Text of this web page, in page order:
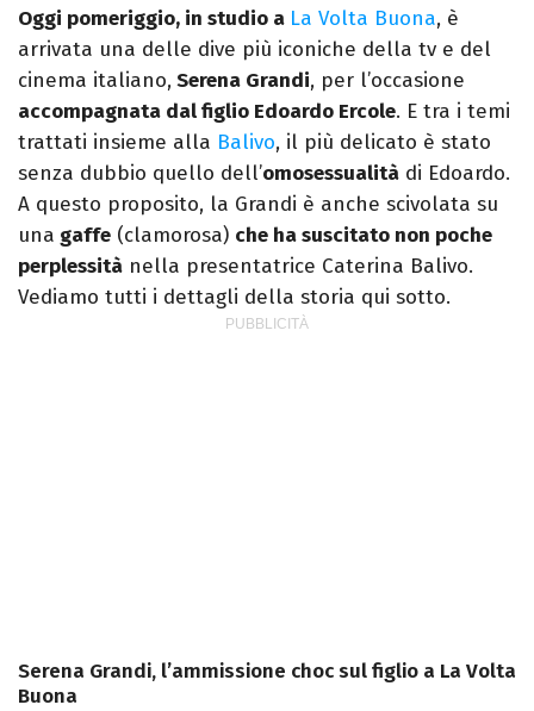
cinema, poesia e Shakespeare. Scrive
canzoni e ama i gatti.
Oggi pomeriggio, in studio a La Volta Buona, è
arrivata una delle dive più iconiche della tv e del
cinema italiano, Serena Grandi, per l’occasione
accompagnata dal figlio Edoardo Ercole. E tra i temi
trattati insieme alla Balivo, il più delicato è stato
senza dubbio quello dell’omosessualità di Edoardo.
A questo proposito, la Grandi è anche scivolata su
una gaffe (clamorosa) che ha suscitato non poche
perplessità nella presentatrice Caterina Balivo.
Vediamo tutti i dettagli della storia qui sotto.
Serena Grandi, l’ammissione choc sul figlio a La Volta
Buona